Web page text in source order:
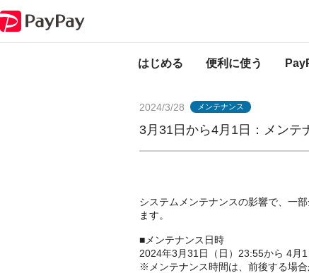
はじめる 便利に使う
2024/3/28 メンテナンス
3月31日から4月1日：メンテ
システムメンテナンスの影響で、一
ます。
■メンテナンス日時
2024年3月31日（日）23:55から 4月
※メンテナンス時間は、前後する場合